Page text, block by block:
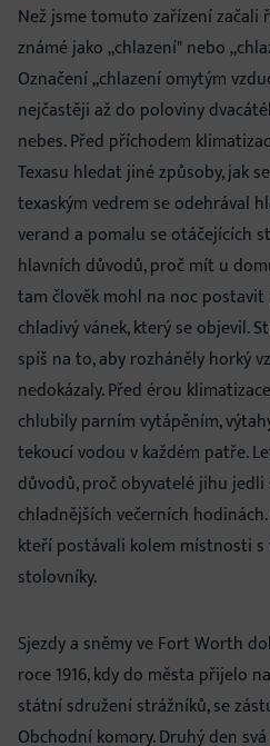
Než jsme tomuto zařízení začali
známé jako „chlazení" nebo
Označení „chlazení omytým
nejčastěji až do poloviny
nebes. Před příchodem
Texasu hledat jiné způsoby, jak
texaským vedrem se odehrával
verand a pomalu se otáčejících
hlavních důvodů, proč mít u
tam člověk mohl na noc
chladivý vánek, který se objevil.
spíš na to, aby rozháněly horký
nedokázaly. Před érou
chlubily parním vytápěním,
tekoucí vodou v každém patře.
důvodů, proč obyvatelé jihu
chladnějších večerních
kteří postávali kolem místnosti s
stolovníky.
Sjezdy a sněmy ve Fort Worth
roce 1916, kdy do města přijelo
státní sdružení strážníků, se
Obchodní komory. Druhý den